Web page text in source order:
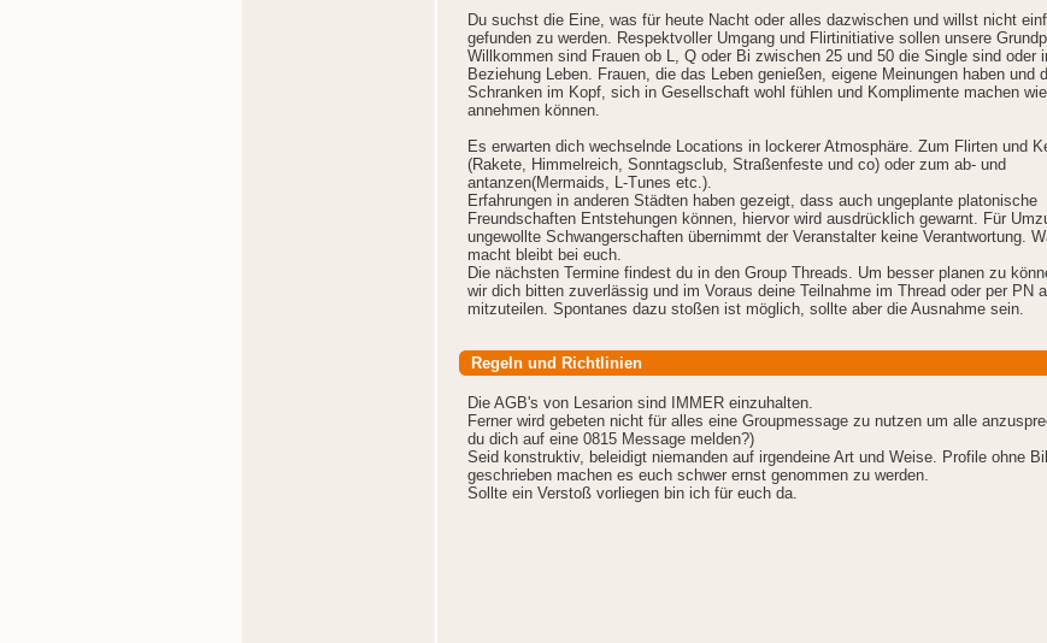
Du suchst die Eine, was für heute Nacht oder alles dazwischen und willst nicht
gefunden zu werden. Respektvoller Umgang und Flirtinitiative sollen unsere
Willkommen sind Frauen ob L, Q oder Bi zwischen 25 und 50 die Single sind oder
Beziehung Leben. Frauen, die das Leben genießen, eigene Meinungen haben und
Schranken im Kopf, sich in Gesellschaft wohl fühlen und Komplimente machen
annehmen können.
Es erwarten dich wechselnde Locations in lockerer Atmosphäre. Zum Flirten und
(Rakete, Himmelreich, Sonntagsclub, Straßenfeste und co) oder zum ab- und
antanzen(Mermaids, L-Tunes etc.).
Erfahrungen in anderen Städten haben gezeigt, dass auch ungeplante platonische
Freundschaften Entstehungen können, hiervor wird ausdrücklich gewarnt. Für
ungewollte Schwangerschaften übernimmt der Veranstalter keine Verantwortung.
macht bleibt bei euch.
Die nächsten Termine findest du in den Group Threads. Um besser planen zu
wir dich bitten zuverlässig und im Voraus deine Teilnahme im Thread oder per PN
mitzuteilen. Spontanes dazu stoßen ist möglich, sollte aber die Ausnahme sein.
Regeln und Richtlinien
Die AGB's von Lesarion sind IMMER einzuhalten.
Ferner wird gebeten nicht für alles eine Groupmessage zu nutzen um alle
du dich auf eine 0815 Message melden?)
Seid konstruktiv, beleidigt niemanden auf irgendeine Art und Weise. Profile ohne
geschrieben machen es euch schwer ernst genommen zu werden.
Sollte ein Verstoß vorliegen bin ich für euch da.